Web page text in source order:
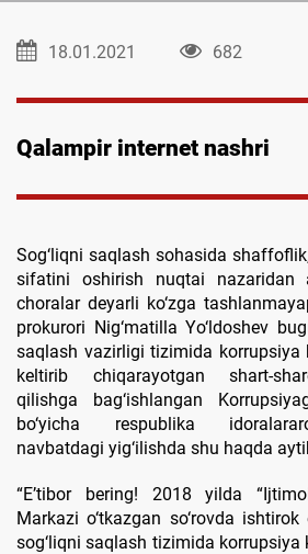
18.01.2021 682
Qalampir internet nashri
Sog‘liqni saqlash sohasida
sifatini oshirish nuqtai nazaridan
choralar deyarli ko‘zga
prokurori Nig‘matilla Yo‘ldoshev
saqlash vazirligi tizimida korrupsiya
keltirib chiqarayotgan shart-
qilishga bag‘ishlangan
bo‘yicha respublika
navbatdagi yig‘ilishda shu haqda
“E’tibor bering! 2018 yilda
Markazi o‘tkazgan so‘rovda
sog‘liqni saqlash tizimida korrupsiya